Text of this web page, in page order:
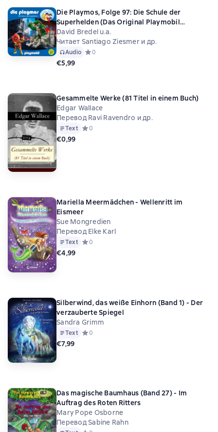
Die Playmos, Folge 97: Die Schule der
Superhelden (Das Original Playmobil
Hörspiel)
David Bredel u.a.
Читает Santiago Ziesmer и др.
Audio Средний рейтинг 0 на основе 0 оценок
0
€5,99
Gesammelte Werke (81 Titel in einem Buch)
Edgar Wallace
Перевод Ravi Ravendro и др.
Text Средний рейтинг 0 на основе 0 оценок
0
€0,99
Mariella Meermädchen - Wellenritt im
Eismeer
Sue Mongredien
Перевод Elke Karl
Text Средний рейтинг 0 на основе 0 оценок
0
€4,99
Silberwind, das weiße Einhorn (Band 1) - Der
verzauberte Spiegel
Sandra Grimm
Text Средний рейтинг 0 на основе 0 оценок
0
€7,99
Das magische Baumhaus (Band 27) - Im
Auftrag des Roten Ritters
Mary Pope Osborne
Перевод Sabine Rahn